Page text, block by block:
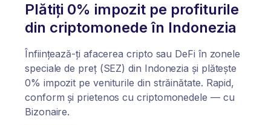
Plătiți 0% impozit pe profiturile
din criptomonede în Indonezia
Înființează-ți afacerea cripto sau DeFi în zonele
speciale de preț (SEZ) din Indonezia și plătește
0% impozit pe veniturile din străinătate. Rapid,
conform și prietenos cu criptomonedele — cu
Bizonaire.